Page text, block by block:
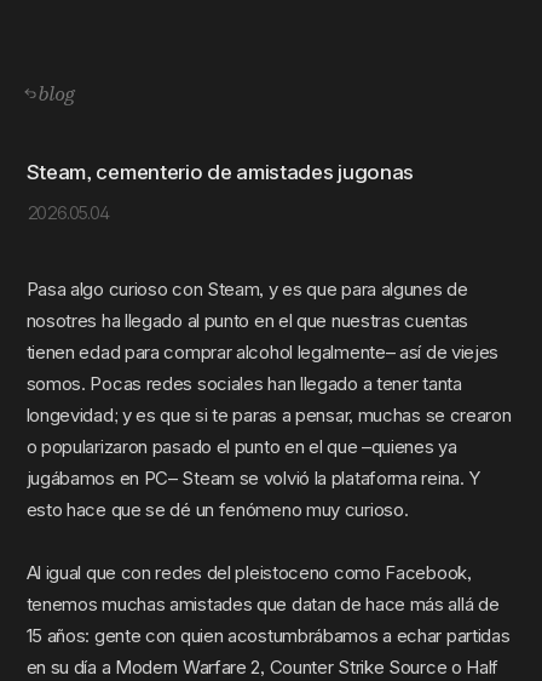
blog
Steam, cementerio de amistades jugonas
2026.05.04
Pasa algo curioso con Steam, y es que para algunes de
nosotres ha llegado al punto en el que nuestras cuentas
tienen edad para comprar alcohol legalmente– así de viejes
somos. Pocas redes sociales han llegado a tener tanta
longevidad; y es que si te paras a pensar, muchas se crearon
o popularizaron pasado el punto en el que –quienes ya
jugábamos en PC– Steam se volvió la plataforma reina. Y
esto hace que se dé un fenómeno muy curioso.
Al igual que con redes del pleistoceno como Facebook,
tenemos muchas amistades que datan de hace más allá de
15 años: gente con quien acostumbrábamos a echar partidas
en su día a Modern Warfare 2, Counter Strike Source o Half